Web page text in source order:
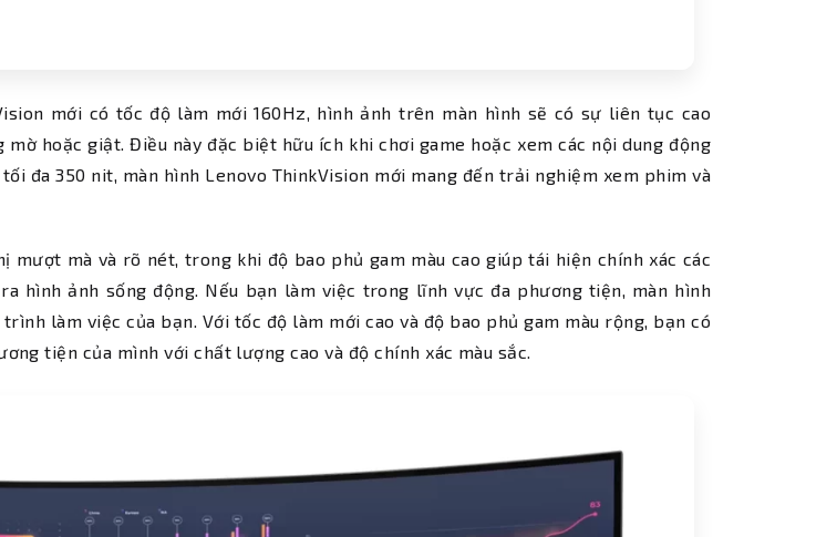
mới có tốc độ làm mới 160Hz, hình ảnh trên màn hình sẽ có sự liên tục cao
mờ hoặc giật. Điều này đặc biệt hữu ích khi chơi game hoặc xem các nội dung động
tối đa 350 nit, màn hình Lenovo ThinkVision mới mang đến trải nghiệm xem phim và
mượt mà và rõ nét, trong khi độ bao phủ gam màu cao giúp tái hiện chính xác các
hình ảnh sống động. Nếu bạn làm việc trong lĩnh vực đa phương tiện, màn hình
làm việc của bạn. Với tốc độ làm mới cao và độ bao phủ gam màu rộng, bạn có
tiện của mình với chất lượng cao và độ chính xác màu sắc.